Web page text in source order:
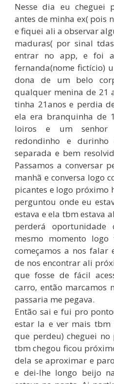
Nesse dia eu cheguei
antes de minha ex( pois
e fiquei ali a observar
maduras( por sinal
entrar no app, e foi
fernanda(nome fictício)
dona de um belo
qualquer menina de 21
tinha 21anos e perdia
ela era branquinha de
loiros e um
redondinho e
separada e bem
Passamos a conversar
manhã e conversa logo
picantes e logo próximo
perguntou onde eu
estava e ela tbm estava
perderá
mesmo momento logo
começamos a nos falar
de nos encontrar ali
que fosse de fácil
carro, então marcamos
passaria me pegava.
Então sai e fui pro
estar la e ver mais tbm
que perdeu) cheguei
tbm chegou ficou
dela se aproximar e
e dei-lhe longo beijo